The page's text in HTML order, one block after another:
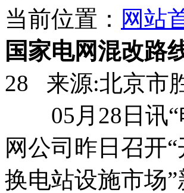
当前位置： 网站
国家电网混改路
28 来源:北京市
05月28日讯“
网公司昨日召开
换电站设施市场